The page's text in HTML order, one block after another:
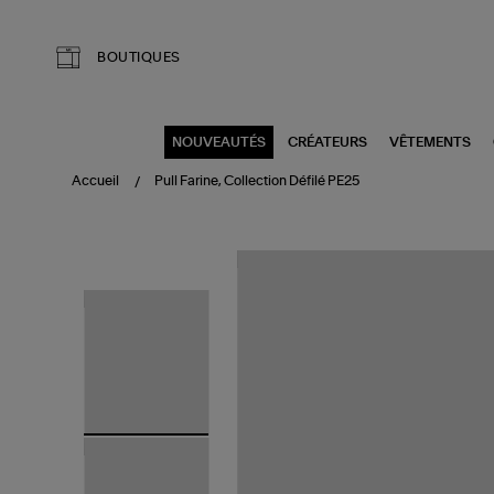
BOUTIQUES
NOUVEAUTÉS CRÉATEURS VÊTEMENTS
Accueil Pull Farine, Collection Défilé PE25